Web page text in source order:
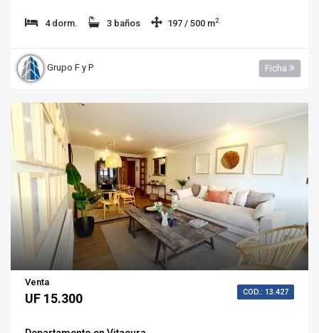
4 dorm. 3 baños 197 / 500 m2
Grupo F y P Ficha
Venta
UF 15.300 COD.: 13.427